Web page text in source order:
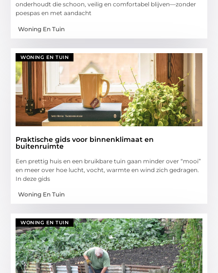
onderhoudt die schoon, veilig en comfortabel blijven—zonder
poespas en met aandacht
Woning En Tuin
WONING EN TUIN
Praktische gids voor binnenklimaat en
buitenruimte
Een prettig huis en een bruikbare tuin gaan minder over “mooi”
en meer over hoe lucht, vocht, warmte en wind zich gedragen.
In deze gids
Woning En Tuin
WONING EN TUIN